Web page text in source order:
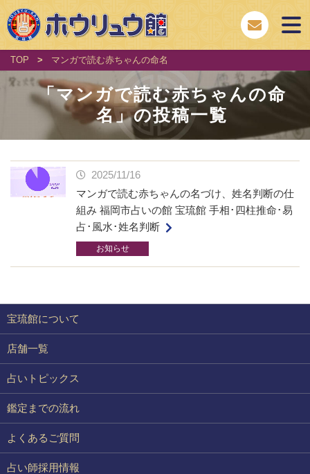
TOP > マンガで読む赤ちゃんの命名
「マンガで読む赤ちゃんの命
名」の投稿一覧
2025/11/16
マンガで読む赤ちゃんの名づけ、姓名判断の仕
組み 福岡市占いの館 宝琉館 手相･四柱推命･易
占･風水･姓名判断
お知らせ
宝琉館について
店舗一覧
占いトピックス
鑑定までの流れ
よくあるご質問
占い師採用情報